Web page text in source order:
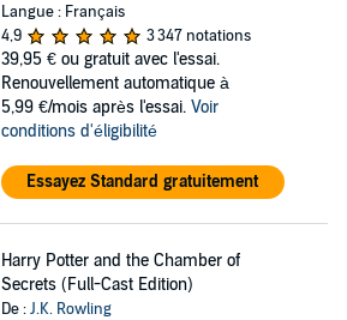
Langue : Français
4,9
3 347 notations
39,95 € ou gratuit avec l'essai.
Renouvellement automatique à
5,99 €/mois après l'essai. Voir
conditions d'éligibilité
Essayez Standard gratuitement
Harry Potter and the Chamber of
Secrets (Full-Cast Edition)
De :J.K. Rowling